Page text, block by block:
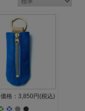
価格：3,850円(税込)